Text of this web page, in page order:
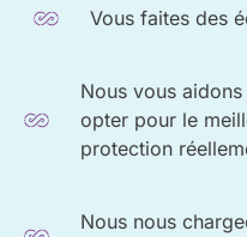
Vous faites des
Nous vous
opter pour le
protection
Nous nous